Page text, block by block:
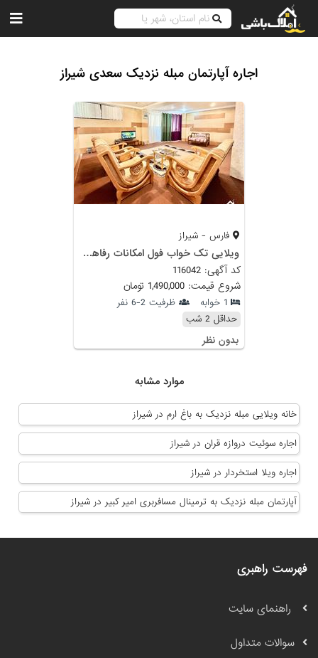
اجاره آپارتمان مبله نزدیک سعدی شیراز
فارس - شیراز
ویلایی تک خواب فول امکانات رفاهی جنب آرامگاه حافظ
کد آگهی: 116042
شروع قیمت: 1,490,000 تومان
1 خوابه
ظرفیت 2-6 نفر
حداقل 2 شب
بدون نظر
موارد مشابه
خانه ویلایی مبله نزدیک به باغ ارم در شیراز
اجاره سوئیت دروازه قران در شیراز
اجاره ویلا استخردار در شیراز
آپارتمان مبله نزدیک به ترمینال مسافربری امیر کبیر در شیراز
فهرست راهبری
راهنمای سایت
سوالات متداول